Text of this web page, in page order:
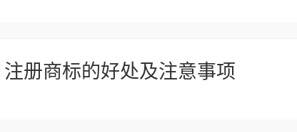
册商标的好处及注意事项